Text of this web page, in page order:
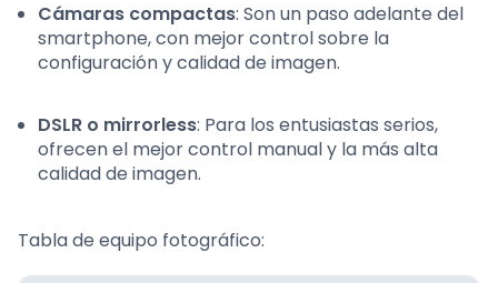
Cámaras compactas: Son un paso adelante del
smartphone, con mejor control sobre la
configuración y calidad de imagen.
DSLR o mirrorless: Para los entusiastas serios,
ofrecen el mejor control manual y la más alta
calidad de imagen.
Tabla de equipo fotográfico: